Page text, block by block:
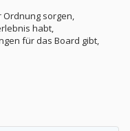
sorgen,
habt,
für das Board gibt,